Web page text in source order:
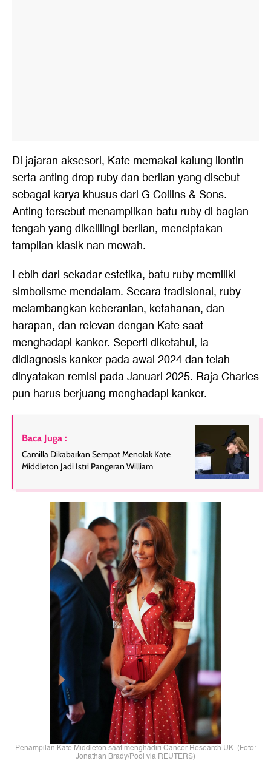
Di jajaran aksesori, Kate memakai kalung liontin
serta anting drop ruby dan berlian yang disebut
sebagai karya khusus dari G Collins & Sons.
Anting tersebut menampilkan batu ruby di bagian
tengah yang dikelilingi berlian, menciptakan
tampilan klasik nan mewah.
Lebih dari sekadar estetika, batu ruby memiliki
simbolisme mendalam. Secara tradisional, ruby
melambangkan keberanian, ketahanan, dan
harapan, dan relevan dengan Kate saat
menghadapi kanker. Seperti diketahui, ia
didiagnosis kanker pada awal 2024 dan telah
dinyatakan remisi pada Januari 2025. Raja Charles
pun harus berjuang menghadapi kanker.
Baca Juga :
Camilla Dikabarkan Sempat Menolak Kate
Middleton Jadi Istri Pangeran William
Penampilan Kate Middleton saat menghadiri Cancer Research UK. (Foto:
Jonathan Brady/Pool via REUTERS)